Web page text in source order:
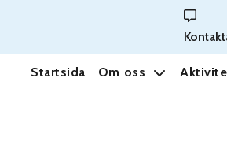
Startsida Om oss